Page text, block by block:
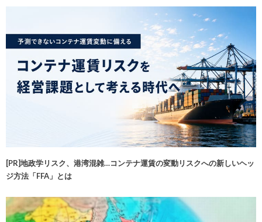
[PR]地政学リスク、港湾混雑…コンテナ運賃の変動リスクへの新しいヘッ
ジ方法「FFA」とは